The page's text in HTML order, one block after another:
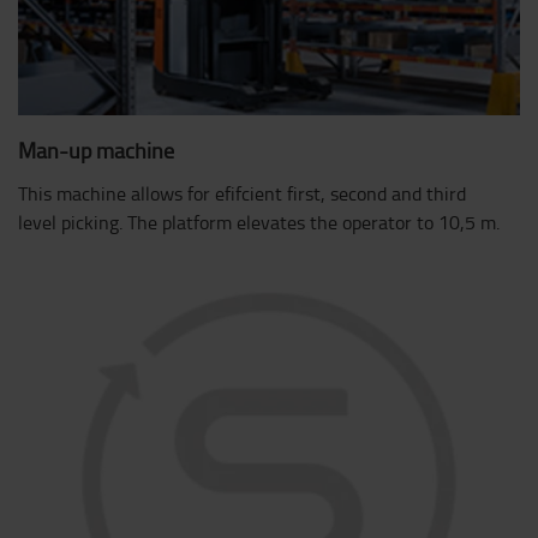
Man-up machine
This machine allows for efifcient first, second and third
level picking. The platform elevates the operator to 10,5 m.